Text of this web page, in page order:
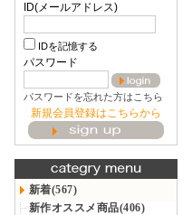
ID(メールアドレス)
IDを記憶する
パスワード
パスワードを忘れた方はこちら
新規会員登録はこちらから
新着(567)
新作オススメ商品(406)